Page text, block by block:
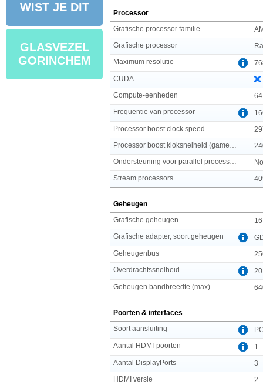
WIST JE DIT
GLASVEZEL
GORINCHEM
Processor
Grafische processor familie
Grafische processor
Maximum resolutie
CUDA
Compute-eenheden
64
Frequentie van processor
Processor boost clock speed
Stream processors
Geheugen
Grafische geheugen
Grafische adapter, soort geheugen
Geheugenbus
Overdrachtssnelheid
Geheugen bandbreedte (max)
Poorten & interfaces
Soort aansluiting
Aantal HDMI-poorten
1
Aantal DisplayPorts
3
HDMI versie
2